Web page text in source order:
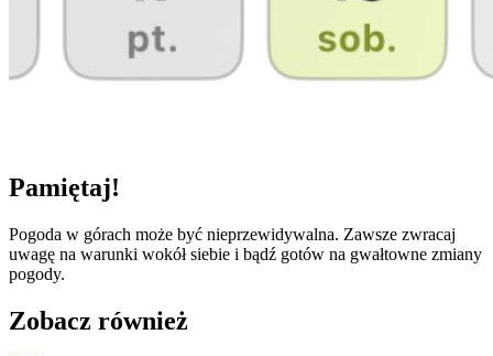
Pamiętaj!
Pogoda w górach może być nieprzewidywalna. Zawsze zwracaj
uwagę na warunki wokół siebie i bądź gotów na gwałtowne zmiany
pogody.
Zobacz również